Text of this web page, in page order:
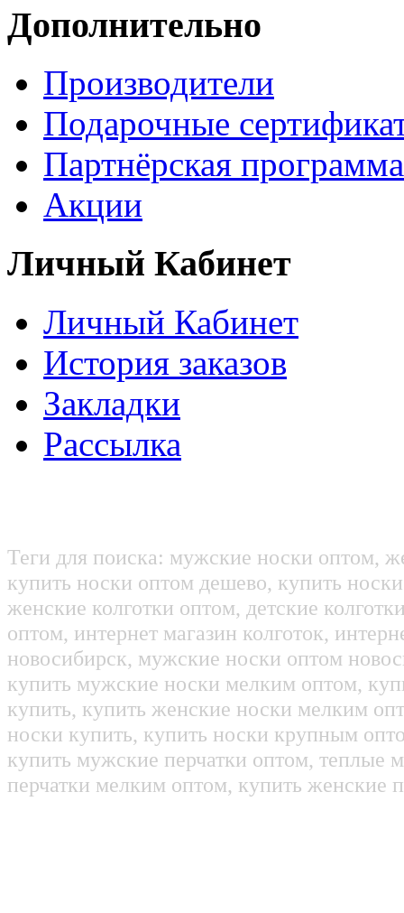
Дополнительно
Производители
Подарочные
Партнёрская программа
Акции
Личный Кабинет
Личный Кабинет
История заказов
Закладки
Рассылка
Теги для поиска: мужские носки оптом,
купить носки оптом дешево, купить
женские колготки оптом, детские
оптом, интернет магазин колготок,
новосибирск, мужские носки оптом
купить мужские носки мелким оптом,
купить, купить женские носки мелким
носки купить, купить носки крупным
купить мужские перчатки оптом, теплые
перчатки мелким оптом, купить женские